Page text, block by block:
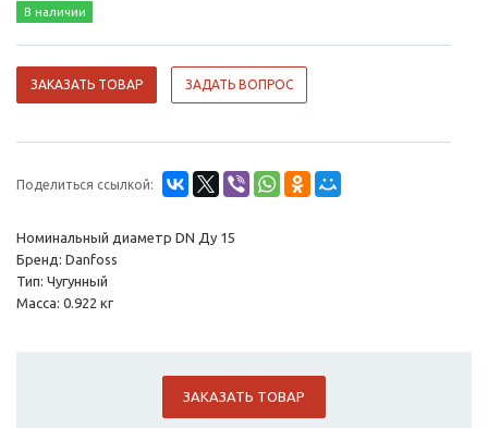
В наличии
ЗАКАЗАТЬ ТОВАР ЗАДАТЬ ВОПРОС
Поделиться ссылкой:
Номинальный диаметр DN Ду 15
Бренд: Danfoss
Тип: Чугунный
Масса: 0.922 кг
ЗАКАЗАТЬ ТОВАР